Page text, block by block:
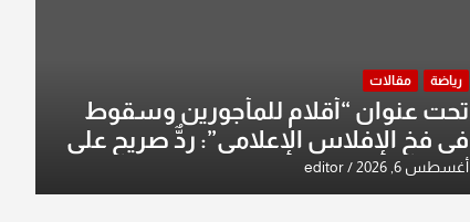
رياضة مقالات
تحت عنوان “أقلام للمأجورين وسقوط
في فخ الإفلاس الإعلامي”: ردٌّ صريح على
افتراءات سمير الشكرجي
أغسطس 6, 2026 editor